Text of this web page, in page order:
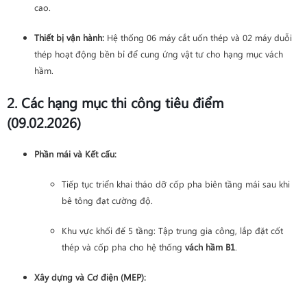
cao.
Thiết bị vận hành: Hệ thống 06 máy cắt uốn thép và 02 máy duỗi
thép hoạt động bền bỉ để cung ứng vật tư cho hạng mục vách
hầm.
2. Các hạng mục thi công tiêu điểm
(09.02.2026)
Phần mái và Kết cấu:
Tiếp tục triển khai tháo dỡ cốp pha biên tầng mái sau khi
bê tông đạt cường độ.
Khu vực khối đế 5 tầng: Tập trung gia công, lắp đặt cốt
thép và cốp pha cho hệ thống vách hầm B1.
Xây dựng và Cơ điện (MEP):